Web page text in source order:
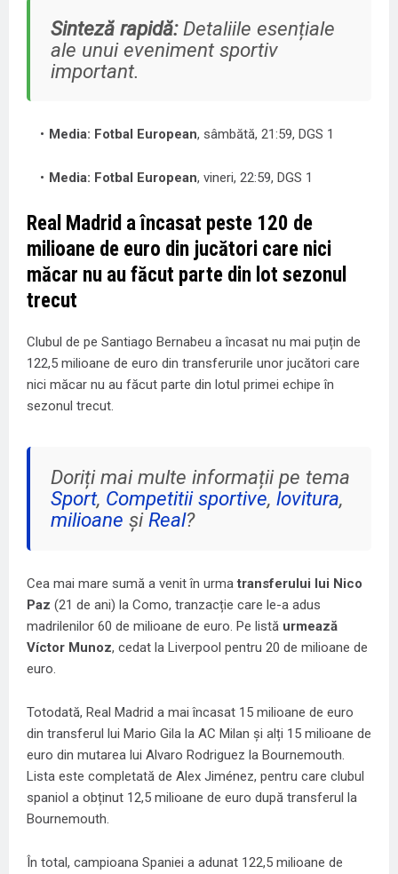
Sinteză rapidă:Detaliile esențiale
ale unui eveniment sportiv
important.
Media: Fotbal European, sâmbătă, 21:59, DGS 1
Media: Fotbal European, vineri, 22:59, DGS 1
Real Madrid a încasat peste 120 de
milioane de euro din jucători care nici
măcar nu au făcut parte din lot sezonul
trecut
Clubul de pe Santiago Bernabeu a încasat nu mai puțin de
122,5 milioane de euro din transferurile unor jucători care
nici măcar nu au făcut parte din lotul primei echipe în
sezonul trecut.
Doriți mai multe informații pe tema
Sport, Competitii sportive, lovitura,
milioane șiReal?
Cea mai mare sumă a venit în urmatransferului lui Nico
Paz (21 de ani) la Como, tranzacție care le-a adus
madrilenilor 60 de milioane de euro. Pe listă urmează
Víctor Munoz, cedat la Liverpool pentru 20 de milioane de
euro.
Totodată, Real Madrid a mai încasat 15 milioane de euro
din transferul lui Mario Gila la AC Milan și alți 15 milioane de
euro din mutarea lui Alvaro Rodriguez la Bournemouth.
Lista este completată de Alex Jiménez, pentru care clubul
spaniol a obținut 12,5 milioane de euro după transferul la
Bournemouth.
În total, campioana Spaniei a adunat 122,5 milioane de